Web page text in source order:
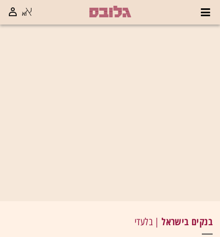
בנקים בישראל| בלעדי